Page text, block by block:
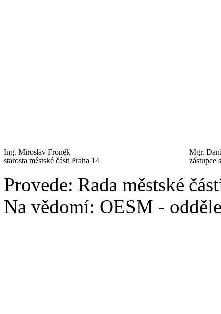
Ing. Miroslav Froněk
Mgr.
starosta městské části Praha 14
zástupce
Provede: Rada městské
Na vědomí: OESM -